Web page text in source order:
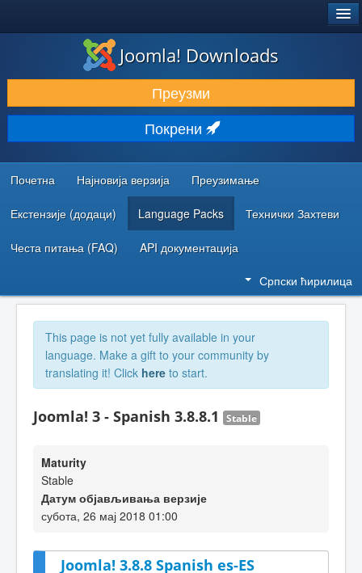
ПРЕУЗИМАЊЕ И ПРОШИРЕЊА (ЕКСТЕНЗИЈЕ)
ОТКРИЈТЕ И НАУЧИТЕ
ЗАЈЕДНИЦА И ПОДРШКА
РЕСУРСИ ЗА РАЗВОЈ
Joomla! Downloads
Преузми
Покрени
Почетна Најновија верзија Преузимање
Екстензије (додаци) Language Packs Технички Захтеви
Честа питања (FAQ) API документација
Српски ћирилица
This page is not yet fully available in your
language. Make a gift to your community by
translating it! Click here to start.
Joomla! 3 - Spanish 3.8.8.1 Stable
Maturity
Stable
Датум објављивања верзије
субота, 26 мај 2018 01:00
Joomla! 3.8.8 Spanish es-ES